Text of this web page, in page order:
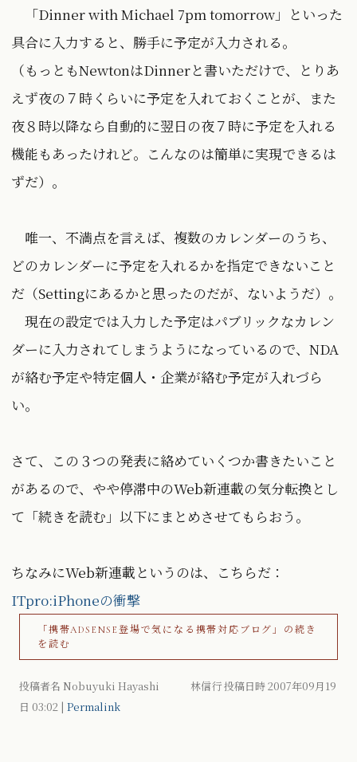
「Dinner with Michael 7pm tomorrow」といった
具合に入力すると、勝手に予定が入力される。
（もっともNewtonはDinnerと書いただけで、とりあ
えず夜の７時くらいに予定を入れておくことが、また
夜８時以降なら自動的に翌日の夜７時に予定を入れる
機能もあったけれど。こんなのは簡単に実現できるは
ずだ）。
唯一、不満点を言えば、複数のカレンダーのうち、
どのカレンダーに予定を入れるかを指定できないこと
だ（Settingにあるかと思ったのだが、ないようだ）。
現在の設定では入力した予定はパブリックなカレン
ダーに入力されてしまうようになっているので、NDA
が絡む予定や特定個人・企業が絡む予定が入れづら
い。
さて、この３つの発表に絡めていくつか書きたいこと
があるので、やや停滞中のWeb新連載の気分転換とし
て「続きを読む」以下にまとめさせてもらおう。
ちなみにWeb新連載というのは、こちらだ：
ITpro:iPhoneの衝撃
「携帯ADSENSE登場で気になる携帯対応ブログ」の続き
を読む
投稿者名 Nobuyuki Hayashi 林信行 投稿日時 2007年09月19
日 03:02 | Permalink